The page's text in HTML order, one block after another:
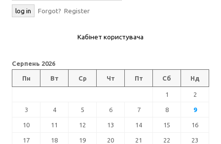
Forgot? Register
Кабінет користувача
Серпень 2026
Пн Вт Ср Чт Пт Сб Нд
1 2
3 4 5 6 7 8 9
10 11 12 13 14 15 16
17 18 19 20 21 22 23